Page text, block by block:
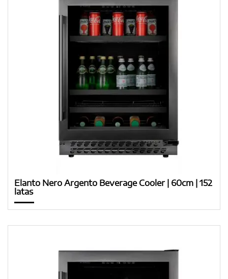
Elanto Nero Argento Beverage Cooler | 60cm | 152
latas